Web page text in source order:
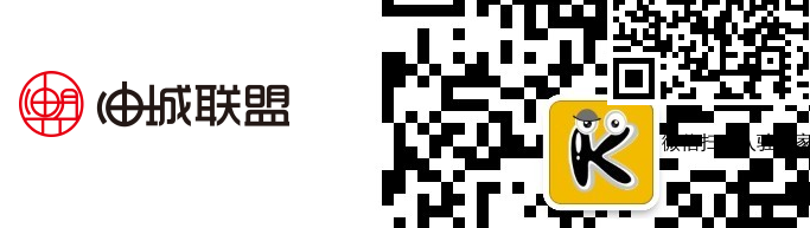
微信扫码入驻商家